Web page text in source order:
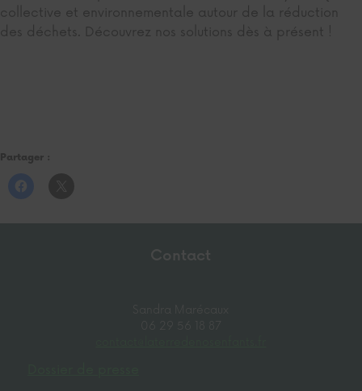
collective et environnementale autour de la réduction
des déchets. Découvrez nos solutions dès à présent !
Partager :
Contact
Sandra Marécaux